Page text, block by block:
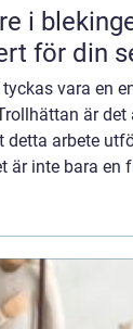
så
för din
vara en
är det
detta arbete
är inte bara en